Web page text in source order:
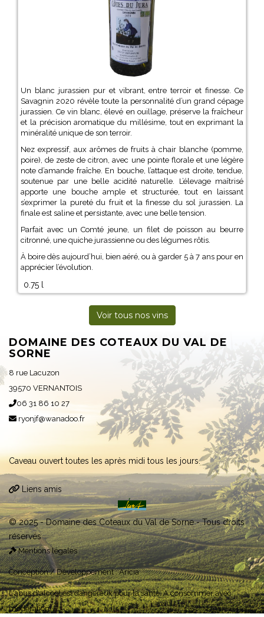
Un blanc jurassien pur et vibrant, entre terroir et finesse. Ce
Savagnin 2020 révèle toute la personnalité d’un grand cépage
jurassien. Ce vin blanc, élevé en ouillage, préserve la fraîcheur
et la précision aromatique du millésime, tout en exprimant la
minéralité unique de son terroir.
Nez expressif, aux arômes de fruits à chair blanche (pomme,
poire), de zeste de citron, avec une pointe florale et une légère
note d’amande fraîche. En bouche, l’attaque est droite, tendue,
soutenue par une belle acidité naturelle. L’élevage maîtrisé
apporte une bouche ample et structurée, tout en laissant
s’exprimer la pureté du fruit et la finesse du sol jurassien. La
finale est saline et persistante, avec une belle tension.
Parfait avec un Comté jeune, un filet de poisson au beurre
citronné, une quiche jurassienne ou des légumes rôtis.
À boire dès aujourd’hui, bien aéré, ou à garder 5 à 7 ans pour en
apprécier l’évolution.
0.75 l
Voir tous nos vins
DOMAINE DES COTEAUX DU VAL DE
SORNE
8 rue Lacuzon
39570 VERNANTOIS
06 31 86 10 27
ryonjf@wanadoo.fr
Caveau ouvert toutes les après midi tous les jours.
Liens amis
© 2025 - Domaine des Coteaux du Val de Sorne - Tous droits
réservés
Mentions légales
Conception / Développement :Aricia
L'abus d'alcool est dangereux pour la santé. A consommer avec
modération.